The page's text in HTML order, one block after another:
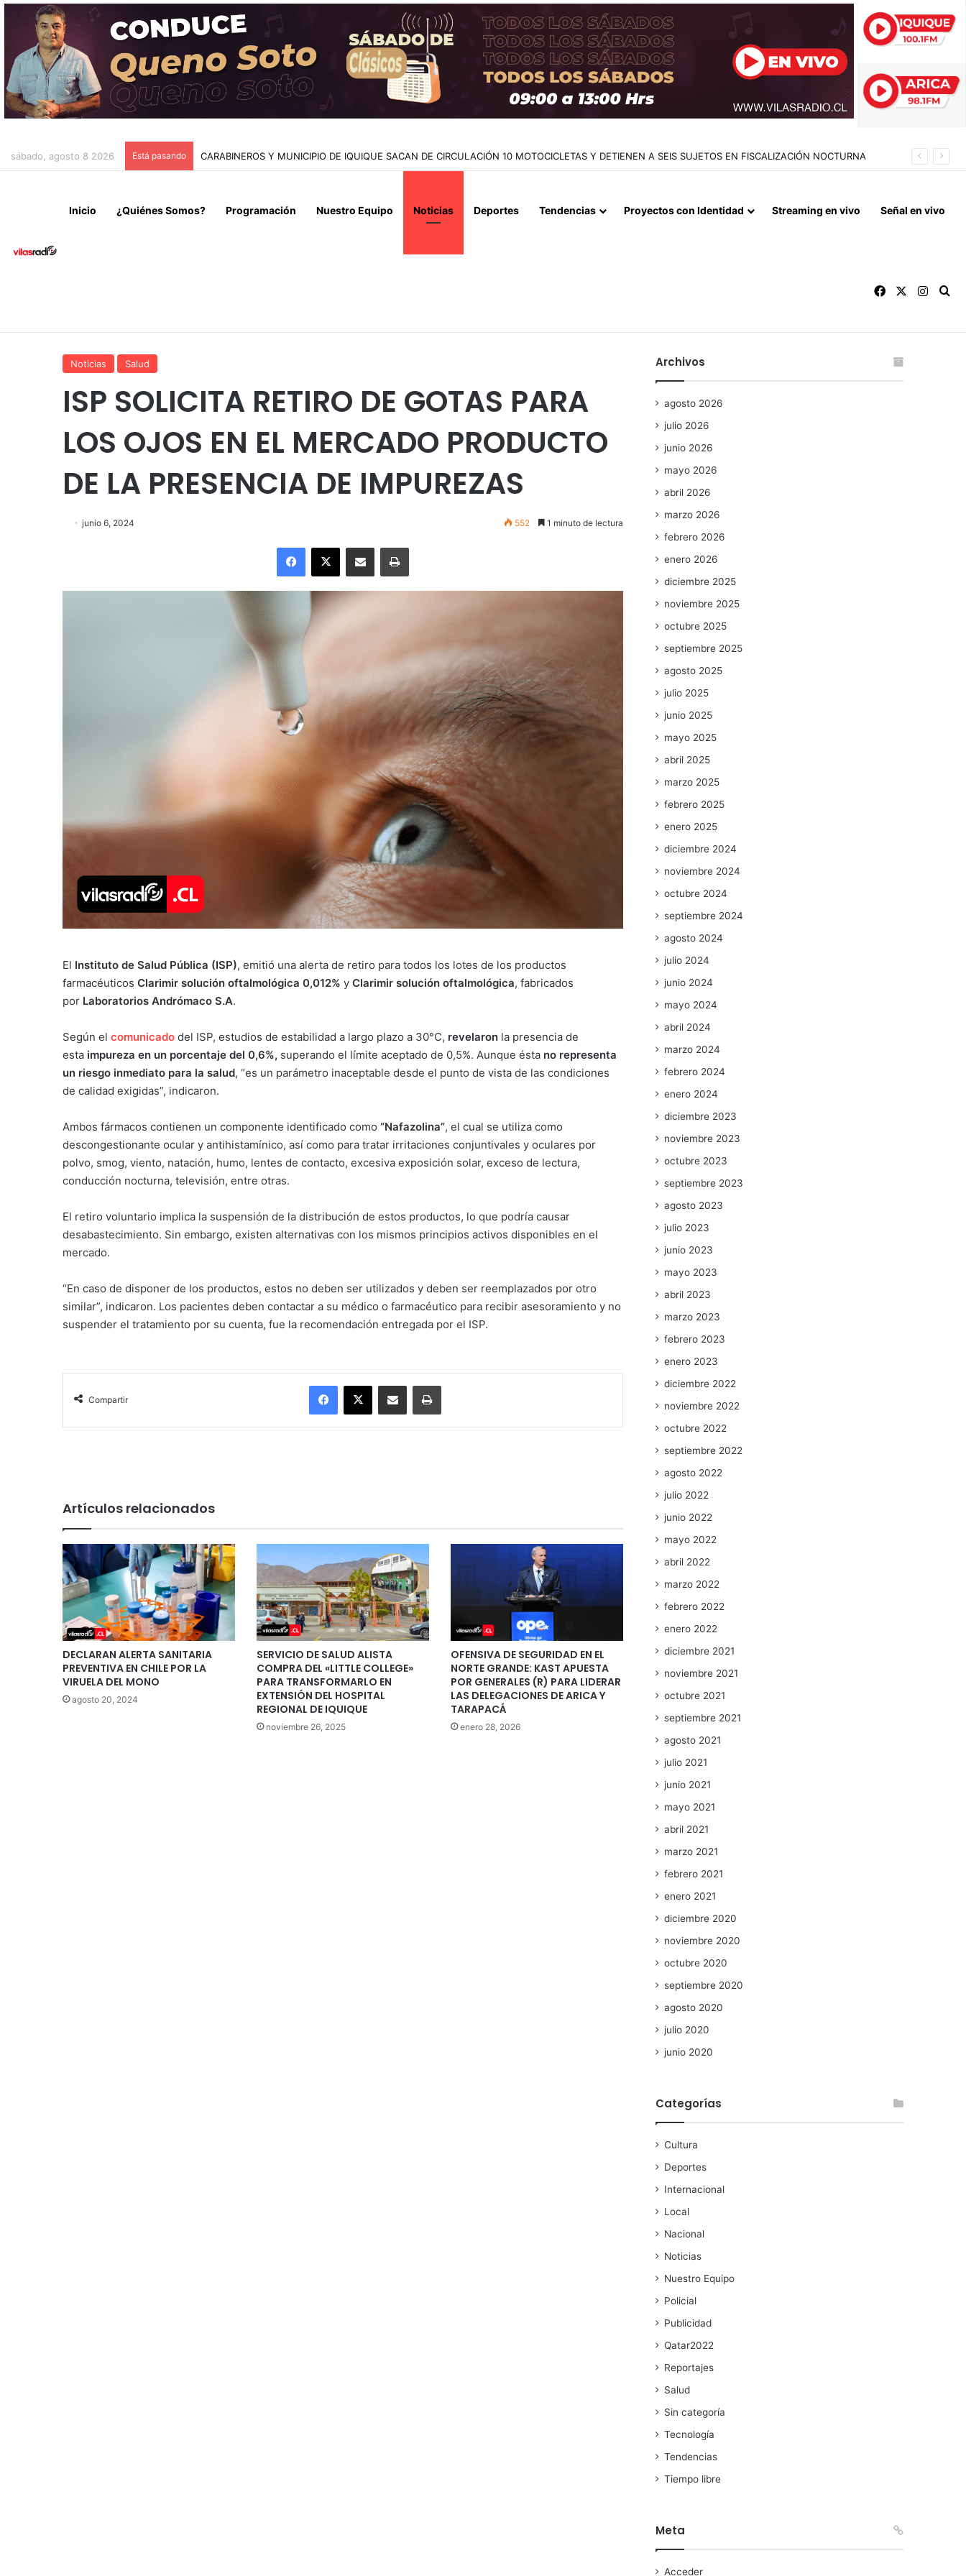
sábado, agosto 8 2026 Está pasando CAEN DOS MICROTRAFICANTES EN LA CAUPOLICÁN: DESMANTELAN PUNTO DE VENTA Y RETIRAN RUCO USADO COMO CENTRO DE ACOPIO
Inicio ¿Quiénes Somos? Programación Nuestro Equipo Noticias Deportes Tendencias Proyectos con Identidad Streaming en vivo Señal en vivo
Facebook
Noticias Salud
ISP SOLICITA RETIRO DE GOTAS PARA
LOS OJOS EN EL MERCADO PRODUCTO
DE LA PRESENCIA DE IMPUREZAS
junio 6, 2024 552 1 minuto de lectura
Facebook
X Enviar vía email Imprimir
El Instituto de Salud Pública (ISP), emitió una alerta de retiro para todos los lotes de los productos
farmacéuticos Clarimir solución oftalmológica 0,012% y Clarimir solución oftalmológica, fabricados
por Laboratorios Andrómaco S.A.
Según el comunicado del ISP, estudios de estabilidad a largo plazo a 30°C, revelaron la presencia de
esta impureza en un porcentaje del 0,6%, superando el límite aceptado de 0,5%. Aunque ésta no representa
un riesgo inmediato para la salud, “es un parámetro inaceptable desde el punto de vista de las condiciones
de calidad exigidas”, indicaron.
Ambos fármacos contienen un componente identificado como “Nafazolina”, el cual se utiliza como
descongestionante ocular y antihistamínico, así como para tratar irritaciones conjuntivales y oculares por
polvo, smog, viento, natación, humo, lentes de contacto, excesiva exposición solar, exceso de lectura,
conducción nocturna, televisión, entre otras.
El retiro voluntario implica la suspensión de la distribución de estos productos, lo que podría causar
desabastecimiento. Sin embargo, existen alternativas con los mismos principios activos disponibles en el
mercado.
“En caso de disponer de los productos, estos no deben ser utilizados y deben ser reemplazados por otro
similar”, indicaron. Los pacientes deben contactar a su médico o farmacéutico para recibir asesoramiento y no
suspender el tratamiento por su cuenta, fue la recomendación entregada por el ISP.
Compartir
Facebook
X Enviar vía email Imprimir
Artículos relacionados
DECLARAN ALERTA SANITARIA
PREVENTIVA EN CHILE POR LA
VIRUELA DEL MONO
agosto 20, 2024
SERVICIO DE SALUD ALISTA
COMPRA DEL «LITTLE COLLEGE»
PARA TRANSFORMARLO EN
EXTENSIÓN DEL HOSPITAL
REGIONAL DE IQUIQUE
noviembre 26, 2025
OFENSIVA DE SEGURIDAD EN EL
NORTE GRANDE: KAST APUESTA
POR GENERALES (R) PARA LIDERAR
LAS DELEGACIONES DE ARICA Y
TARAPACÁ
enero 28, 2026
Archivos
agosto 2026
julio 2026
junio 2026
mayo 2026
abril 2026
marzo 2026
febrero 2026
enero 2026
diciembre 2025
noviembre 2025
octubre 2025
septiembre 2025
agosto 2025
julio 2025
junio 2025
mayo 2025
abril 2025
marzo 2025
febrero 2025
enero 2025
diciembre 2024
noviembre 2024
octubre 2024
septiembre 2024
agosto 2024
julio 2024
junio 2024
mayo 2024
abril 2024
marzo 2024
febrero 2024
enero 2024
diciembre 2023
noviembre 2023
octubre 2023
septiembre 2023
agosto 2023
julio 2023
junio 2023
mayo 2023
abril 2023
marzo 2023
febrero 2023
enero 2023
diciembre 2022
noviembre 2022
octubre 2022
septiembre 2022
agosto 2022
julio 2022
junio 2022
mayo 2022
abril 2022
marzo 2022
febrero 2022
enero 2022
diciembre 2021
noviembre 2021
octubre 2021
septiembre 2021
agosto 2021
julio 2021
junio 2021
mayo 2021
abril 2021
marzo 2021
febrero 2021
enero 2021
diciembre 2020
noviembre 2020
octubre 2020
septiembre 2020
agosto 2020
julio 2020
junio 2020
Categorías
Cultura
Deportes
Internacional
Local
Nacional
Noticias
Nuestro Equipo
Policial
Publicidad
Qatar2022
Reportajes
Salud
Sin categoría
Tecnología
Tendencias
Tiempo libre
Meta
Acceder